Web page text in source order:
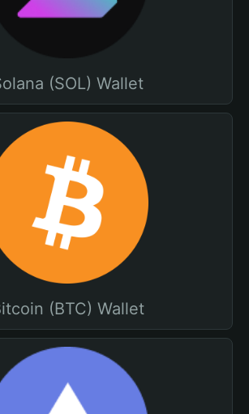
(SOL) Wallet
(BTC) Wallet